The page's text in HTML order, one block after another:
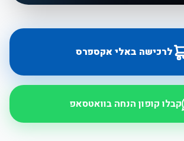
לרכישה באלי אקספרס
קבלו קופון הנחה בוואטסאפ